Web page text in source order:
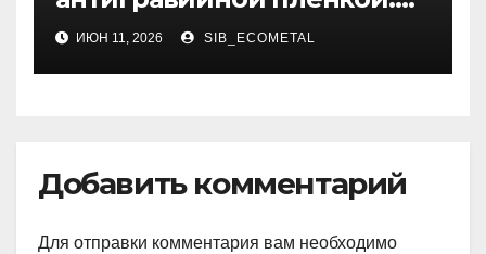
методы нанесения, типы
материалов и
эксплуатационные
ИЮН 11, 2026 SIB_ECOMETAL
Добавить комментарий
Для отправки комментария вам необходимо